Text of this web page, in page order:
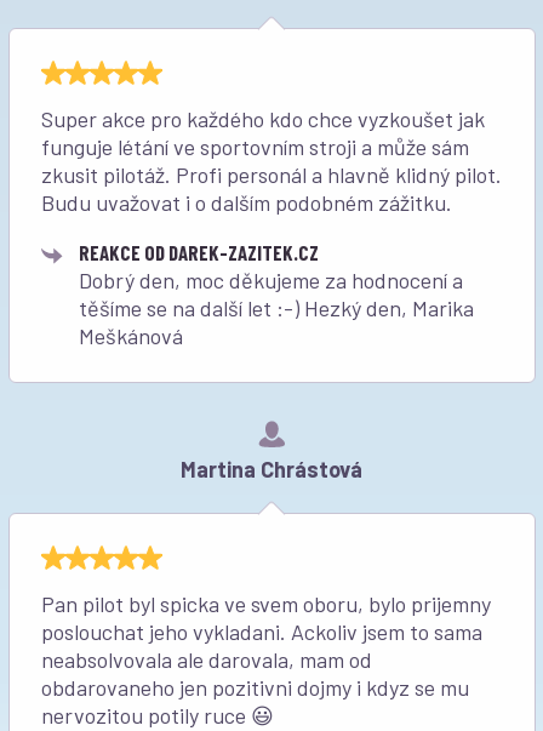
Super akce pro každého kdo chce vyzkoušet jak
funguje létání ve sportovním stroji a může sám
zkusit pilotáž. Profi personál a hlavně klidný pilot.
Budu uvažovat i o dalším podobném zážitku.
REAKCE OD DAREK-ZAZITEK.CZ
Dobrý den, moc děkujeme za hodnocení a
těšíme se na další let :-) Hezký den, Marika
Meškánová
Martina Chrástová
Pan pilot byl spicka ve svem oboru, bylo prijemny
poslouchat jeho vykladani. Ackoliv jsem to sama
neabsolvovala ale darovala, mam od
obdarovaneho jen pozitivni dojmy i kdyz se mu
nervozitou potily ruce 😃